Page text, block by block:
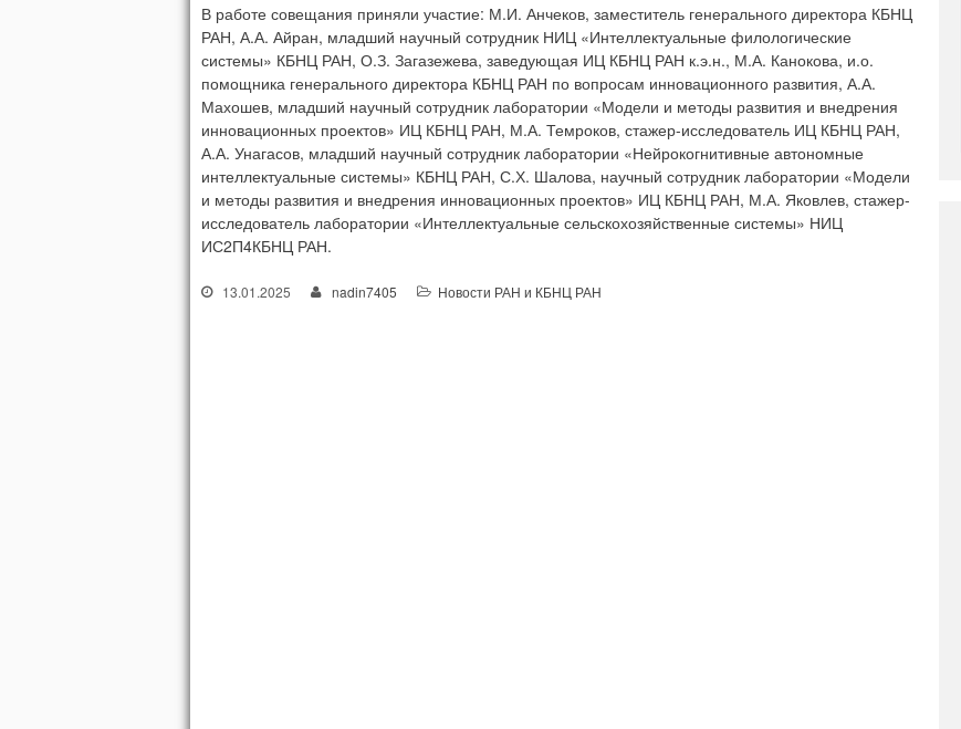
В работе совещания приняли участие: М.И. Анчеков, заместитель генерального директора КБНЦ
РАН, А.А. Айран, младший научный сотрудник НИЦ «Интеллектуальные филологические
системы» КБНЦ РАН, О.З. Загазежева, заведующая ИЦ КБНЦ РАН к.э.н., М.А. Канокова, и.о.
помощника генерального директора КБНЦ РАН по вопросам инновационного развития, А.А.
Махошев, младший научный сотрудник лаборатории «Модели и методы развития и внедрения
инновационных проектов» ИЦ КБНЦ РАН, М.А. Темроков, стажер-исследователь ИЦ КБНЦ РАН,
А.А. Унагасов, младший научный сотрудник лаборатории «Нейрокогнитивные автономные
интеллектуальные системы» КБНЦ РАН, С.Х. Шалова, научный сотрудник лаборатории «Модели
и методы развития и внедрения инновационных проектов» ИЦ КБНЦ РАН, М.А. Яковлев, стажер-
исследователь лаборатории «Интеллектуальные сельскохозяйственные системы» НИЦ
ИС2П4КБНЦ РАН.
13.01.2025 nadin7405 Новости РАН и КБНЦ РАН